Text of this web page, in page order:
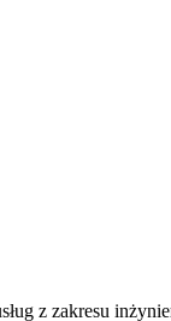
z zakresu